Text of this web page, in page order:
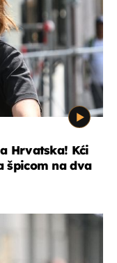
Hrvatska! Kći
špicom na dva